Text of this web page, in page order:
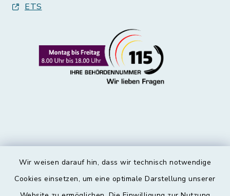
Wir weisen darauf hin, dass wir technisch notwendige
Cookies einsetzen, um eine optimale Darstellung unserer
ETS
Kontakt